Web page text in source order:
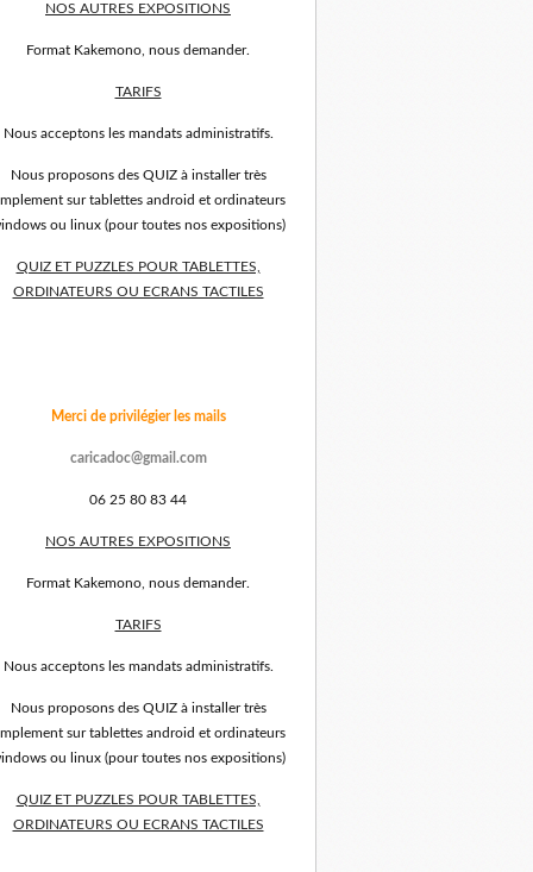
NOS AUTRES EXPOSITIONS
Format Kakemono, nous demander.
TARIFS
Nous acceptons les mandats administratifs.
Nous proposons des QUIZ à installer très
sur tablettes android et ordinateurs
ou linux (pour toutes nos expositions)
QUIZ ET PUZZLES POUR TABLETTES,
ORDINATEURS OU ECRANS TACTILES
Merci de privilégier les mails
caricadoc@gmail.com
06 25 80 83 44
NOS AUTRES EXPOSITIONS
Format Kakemono, nous demander.
TARIFS
Nous acceptons les mandats administratifs.
Nous proposons des QUIZ à installer très
sur tablettes android et ordinateurs
ou linux (pour toutes nos expositions)
QUIZ ET PUZZLES POUR TABLETTES,
ORDINATEURS OU ECRANS TACTILES